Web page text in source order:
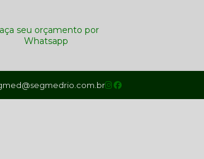
seu orçamento por
Whatsapp